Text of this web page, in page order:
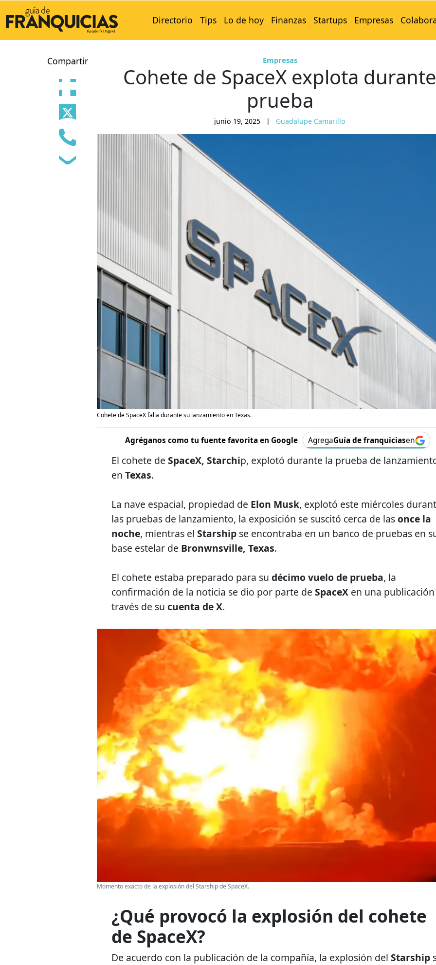
Directorio Tips Lo de hoy Finanzas Startups Empresas
Compartir Empresas
Cohete de SpaceX explota durante
prueba
junio 19, 2025 | Guadalupe Camarillo
Cohete de SpaceX falla durante su lanzamiento en Texas.
Agréganos como tu fuente favorita en Google AgregaGuía de franquiciasen
El cohete de SpaceX, Starchip, explotó durante la prueba de
en Texas.
La nave espacial, propiedad de Elon Musk, explotó este miércoles
las pruebas de lanzamiento, la exposición se suscitó cerca de las once la
noche, mientras el Starship se encontraba en un banco de pruebas en
base estelar de Bronwnsville, Texas.
El cohete estaba preparado para su décimo vuelo de prueba, la
confirmación de la noticia se dio por parte de SpaceX en una
través de su cuenta de X.
Momento exacto de la explosión del Starship de SpaceX.
¿Qué provocó la explosión del cohete
de SpaceX?
De acuerdo con la publicación de la compañía, la explosión del Starship